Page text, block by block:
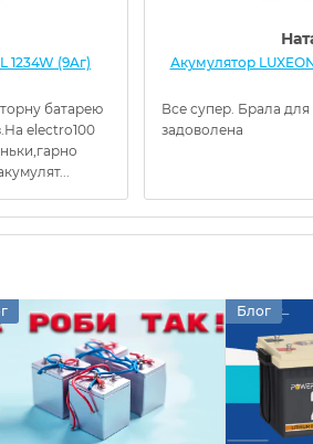
1234W (9Aг)
батарею
electro100
Акумулятор
Все супер. Брала
задоволена
Блог